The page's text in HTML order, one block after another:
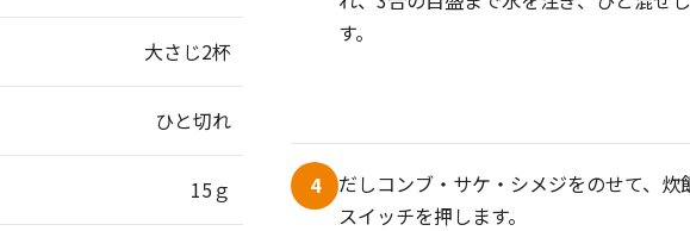
大さじ2杯
ひと切れ
15ｇ
す。
4
だしコンブ・サケ・シメジをのせて、炊
スイッチを押します。